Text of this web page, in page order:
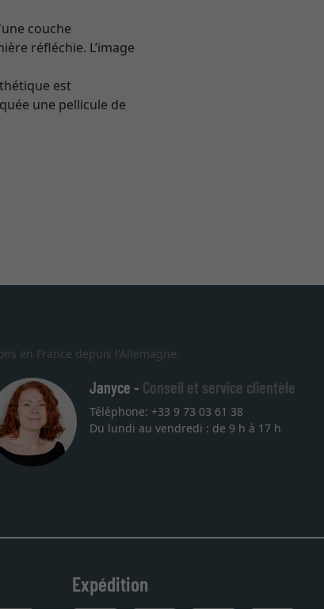
couche
réfléchie. L’image
est
une pellicule de
en France depuis l'Allemagne.
Janyce - Conseil et service clientèle
Téléphone: +33 9 73 03 61 38
Du lundi au vendredi : de 9 h à 17 h
Expédition